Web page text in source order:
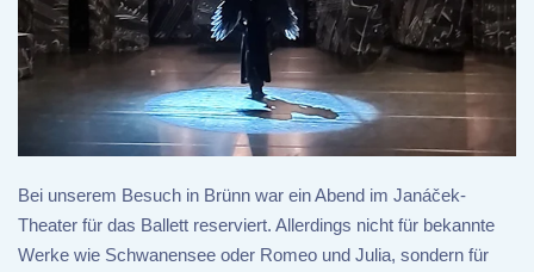
Bei unserem Besuch in Brünn war ein Abend im Janáček-
Theater für das Ballett reserviert. Allerdings nicht für bekannte
Werke wie Schwanensee oder Romeo und Julia, sondern für